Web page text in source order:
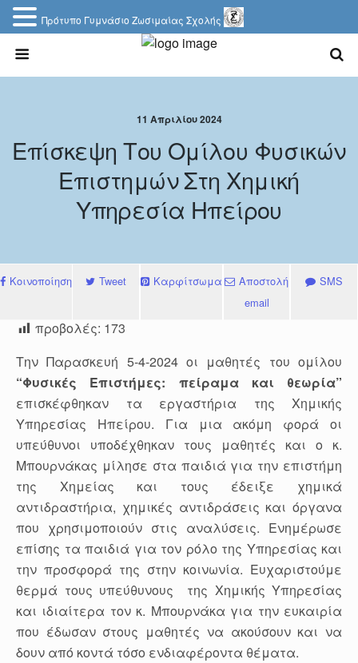
11 Απριλίου 2024
Επίσκεψη Του Ομίλου Φυσικών
Επιστημών Στη Χημική
Υπηρεσία Ηπείρου
Κοινοποίηση Tweet Καρφίτσωμα
Αποστολή
email
SMS
προβολές: 173
Την Παρασκευή 5-4-2024 οι μαθητές του ομίλου
“Φυσικές Επιστήμες: πείραμα και θεωρία”
επισκέφθηκαν τα εργαστήρια της Χημικής
Υπηρεσίας Ηπείρου. Για μια ακόμη φορά οι
υπεύθυνοι υποδέχθηκαν τους μαθητές και ο κ.
Μπουρνάκας μίλησε στα παιδιά για την επιστήμη
της Χημείας και τους έδειξε χημικά
αντιδραστήρια, χημικές αντιδράσεις και όργανα
που χρησιμοποιούν στις αναλύσεις. Ενημέρωσε
επίσης τα παιδιά για τον ρόλο της Υπηρεσίας και
την προσφορά της στην κοινωνία. Ευχαριστούμε
θερμά τους υπεύθυνους της Χημικής Υπηρεσίας
και ιδιαίτερα τον κ. Μπουρνάκα για την ευκαιρία
που έδωσαν στους μαθητές να ακούσουν και να
δουν από κοντά τόσο ενδιαφέροντα θέματα.
Πρότυπο Γυμνάσιο Ζωσιμαίας Σχολής